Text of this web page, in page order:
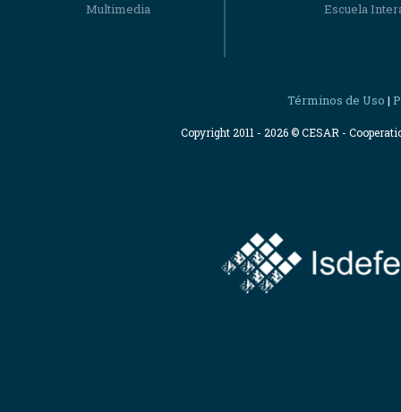
Multimedia
Escuela
Términos de Uso |
Copyright 2011 - 2026 © CESAR -